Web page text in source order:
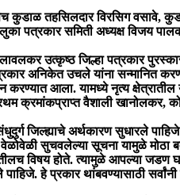
कुडाळ तहसिलदार विरसिग वसावे,
पत्रकार समिती अध्यक्ष विजय
उत्कृष्ठ जिल्हा पत्रकार
अनिकेत उचले यांना सन्मानित
करण्यात आला. यामध्ये नृत्य
क्रमांकप्राप्त वैशाली खानोलकर,
जिल्ह्याचे अर्थकारण सुधारले
सुचवलेल्या सूचना यामुळे मोठा
विषय होते. त्यामुळे आपल्या जडण
हे प्रकार थांबवण्यासाठी